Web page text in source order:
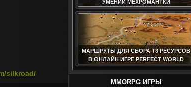
silkroad/
МАРШРУТЫ ДЛЯ СБОРА Т3 РЕСУРСОВ
В ОНЛАЙН ИГРЕ PERFECT WORLD
(ГАЙД)
MMORPG ИГРЫ